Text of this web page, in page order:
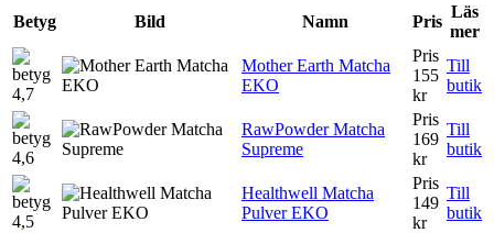
Betyg
Bild Namn Pris
Läs
mer
4,7
Mother Earth Matcha
EKO
Pris
155
kr
Till
butik
4,6
RawPowder Matcha
Supreme
Pris
169
kr
Till
butik
4,5
Healthwell Matcha
Pulver EKO
Pris
149
kr
Till
butik